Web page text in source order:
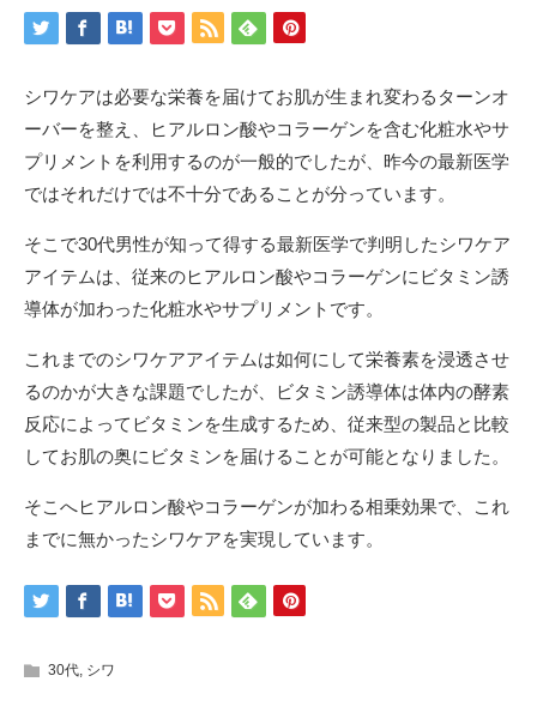
シワケアは必要な栄養を届けてお肌が生まれ変わるターンオ
ーバーを整え、ヒアルロン酸やコラーゲンを含む化粧水やサ
プリメントを利用するのが一般的でしたが、昨今の最新医学
ではそれだけでは不十分であることが分っています。
そこで30代男性が知って得する最新医学で判明したシワケア
アイテムは、従来のヒアルロン酸やコラーゲンにビタミン誘
導体が加わった化粧水やサプリメントです。
これまでのシワケアアイテムは如何にして栄養素を浸透させ
るのかが大きな課題でしたが、ビタミン誘導体は体内の酵素
反応によってビタミンを生成するため、従来型の製品と比較
してお肌の奥にビタミンを届けることが可能となりました。
そこへヒアルロン酸やコラーゲンが加わる相乗効果で、これ
までに無かったシワケアを実現しています。
30代 シワ